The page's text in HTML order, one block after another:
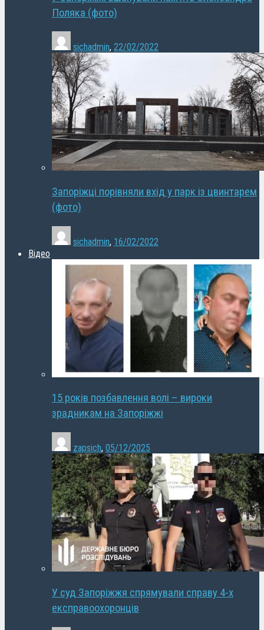
Поляка (фото)
sichadmin, 22/02/2022
Запоріжці порівняли вхід у парк із цвинтарем
(фото)
sichadmin, 16/02/2022
Відео
15 років позбавлення волі – вироки
зрадникам на Запоріжжі
zapsich, 05/12/2025
У суд Запоріжжя спрямували справу 4-х
експравоохоронців